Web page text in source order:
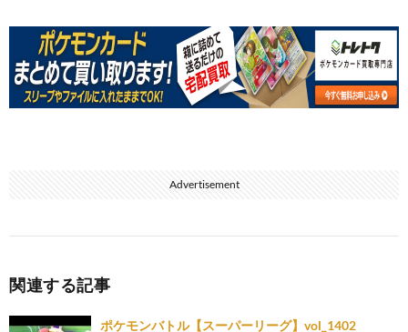
Advertisement
関連する記事
ポケモンバトル【スーパーリーグ】vol_1402